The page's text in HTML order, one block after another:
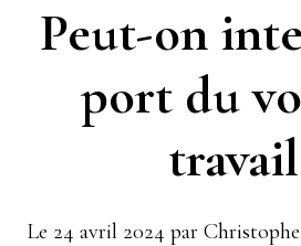
part
en
lors
d’un
Peut-on
port du
Le 24 avril 2024 par